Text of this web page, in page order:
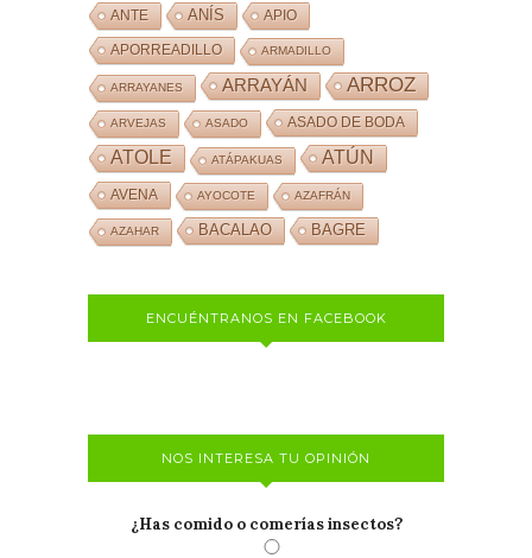
ANTE ANÍS APIO
APORREADILLO ARMADILLO
ARRAYANES ARRAYÁN ARROZ
ARVEJAS ASADO ASADO DE BODA
ATOLE ATÁPAKUAS ATÚN
AVENA AYOCOTE AZAFRÁN
AZAHAR BACALAO BAGRE
ENCUÉNTRANOS EN FACEBOOK
NOS INTERESA TU OPINIÓN
¿Has comido o comerías insectos?